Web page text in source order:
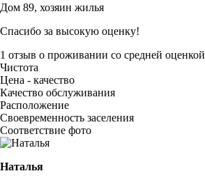
Дом 89, хозяин жилья
Спасибо за высокую оценку!
1 отзыв о проживании со средней оценкой
Чистота
Цена - качество
Качество обслуживания
Расположение
Своевременность заселения
Соответствие фото
Наталья